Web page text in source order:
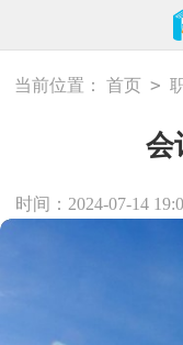
当前位置： 首页 >
会
时间：2024-07-14